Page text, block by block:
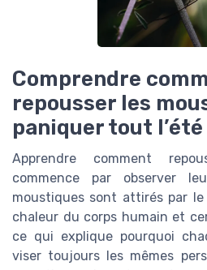
Comprendre
repousser les
paniquer tout l’été
Apprendre comment
commence par observer
moustiques sont attirés par
chaleur du corps humain et
ce qui explique pourquoi
viser toujours les mêmes